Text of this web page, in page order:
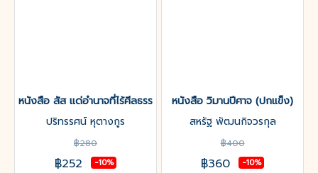
หนังสือ สัส แด่อำนาจที่ไร้ศีลธรรม (ปกแข็ง)
ปริทรรศน์ หุตางกูร
฿280
฿252 -10%
หนังสือ วิมานปีศาจ (ปกแข็ง)
สหรัฐ พัฒนกิจวรกุล
฿400
฿360 -10%